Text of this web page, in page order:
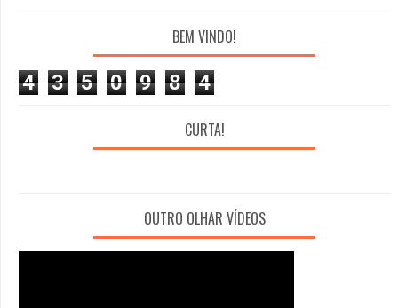
BEM VINDO!
4 3 5 0 9 8 4
CURTA!
OUTRO OLHAR VÍDEOS